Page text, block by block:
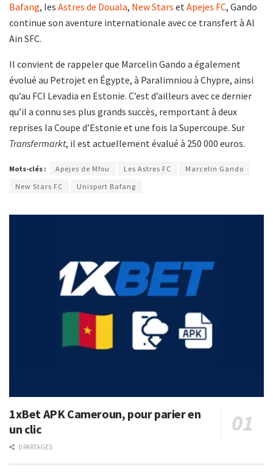
Bafang, les Astres de Douala, New Stars etApejes FC, Gando
continue son aventure internationale avec ce transfert à Al
Ain SFC.
Il convient de rappeler que Marcelin Gando a également
évolué au Petrojet en Égypte, à Paralimniou à Chypre, ainsi
qu’au FCI Levadia en Estonie. C’est d’ailleurs avec ce dernier
qu’il a connu ses plus grands succès, remportant à deux
reprises la Coupe d’Estonie et une fois la Supercoupe. Sur
Transfermarkt, il est actuellement évalué à 250 000 euros.
Mots-clés : Apejes de Mfou Les Astres FC
Marcelin Gando
New Stars FC
Unisport Bafang
1xBet APK Cameroun, pour parier en
un clic
0 PARTAGES